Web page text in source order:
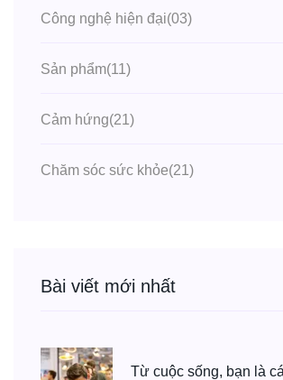
Công nghệ hiện đại(03)
Sản phẩm(11)
Cảm hứng(21)
Chăm sóc sức khỏe(21)
Bài viết mới nhất
Từ cuộc sống, bạn là